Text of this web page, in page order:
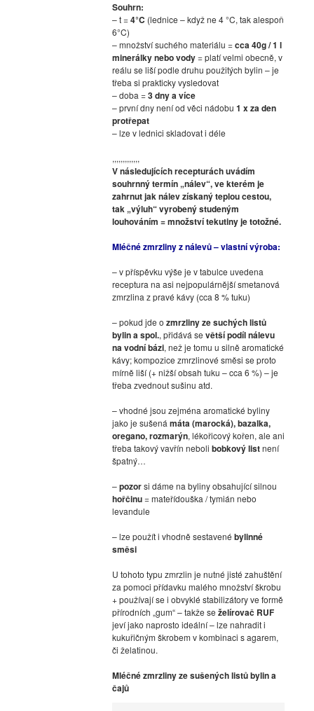
Souhrn:
– t =4°C (lednice – když ne 4 °C, tak alespoň
6°C)
– množství suchého materiálu =cca 40g / 1 l
minerálky nebo vody= platí velmi obecně, v
reálu se liší podle druhu použitých bylin – je
třeba si prakticky vysledovat
– doba =3 dny a více
– první dny není od věci nádobu 1 x za den
protřepat
– lze v lednici skladovat i déle
,,,,,,,,,,,,,
V následujících recepturách uvádím
souhrnný termín „nálev“, ve kterém je
zahrnut jak nálev získaný teplou cestou,
tak „výluh“ vyrobený studeným
louhováním = množství tekutiny je totožné.
Mléčné zmrzliny z nálevů – vlastní výroba:
– v příspěvku výše je v tabulce uvedena
receptura na asi nejpopulárnější smetanová
zmrzlina z pravé kávy (cca 8 % tuku)
– pokud jde o zmrzliny ze suchých listů
bylin a spol., přidává se větší podíl nálevu
na vodní bázi, než je tomu u silně aromatické
kávy; kompozice zmrzlinové směsi se proto
mírně liší (+ nižší obsah tuku – cca 6 %) – je
třeba zvednout sušinu atd.
– vhodné jsou zejména aromatické byliny
jako je sušená máta (marocká), bazalka,
oregano, rozmarýn, lékořicový kořen, ale ani
třeba takový vavřín neboli bobkový listnení
špatný…
–pozorsi dáme na byliny obsahující silnou
hořčinu= mateřídouška / tymián nebo
levandule
– lze použít i vhodně sestavené bylinné
směsi
U tohoto typu zmrzlin je nutné jisté zahuštění
za pomoci přídavku malého množství škrobu
+ používají se i obvyklé stabilizátory ve formě
přírodních „gum“ – takže se želírovač RUF
jeví jako naprosto ideální – lze nahradit i
kukuřičným škrobem v kombinaci s agarem,
či želatinou.
Mléčné zmrzliny ze sušených listů bylin a
čajů